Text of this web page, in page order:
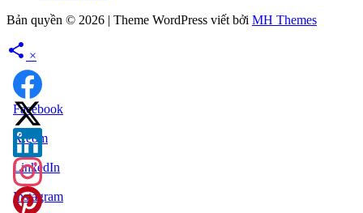
Bản quyền © 2026 | Theme WordPress viết bởi MH Themes
×
Facebook
X.com
LinkedIn
Instagram